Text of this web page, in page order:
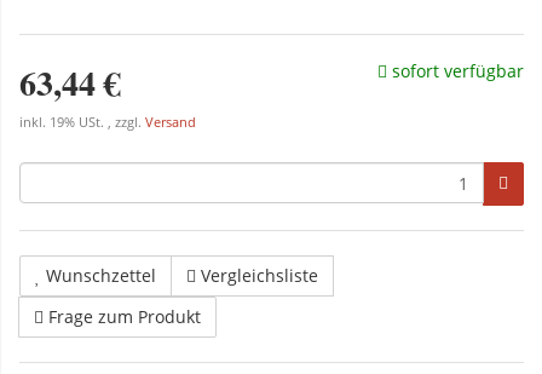
63,44 €
inkl. 19% USt. , zzgl. Versand
sofort verfügbar
Wunschzettel
Vergleichsliste
Frage zum Produkt